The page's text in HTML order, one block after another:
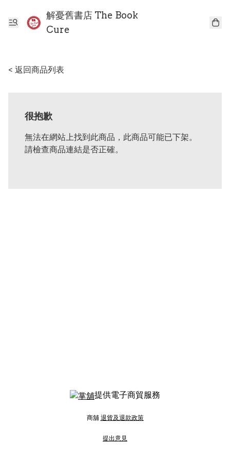
解憂舊書店 The Book
Cure
< 返回商品列表
很抱歉
無法在網站上找到此商品，此商品可能已下架。
請檢查商品連結是否正確。
提供電子商貿服務
商舖 退貨及退款政策
提出意見